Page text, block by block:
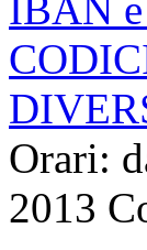
IBAN
Orari:
2013